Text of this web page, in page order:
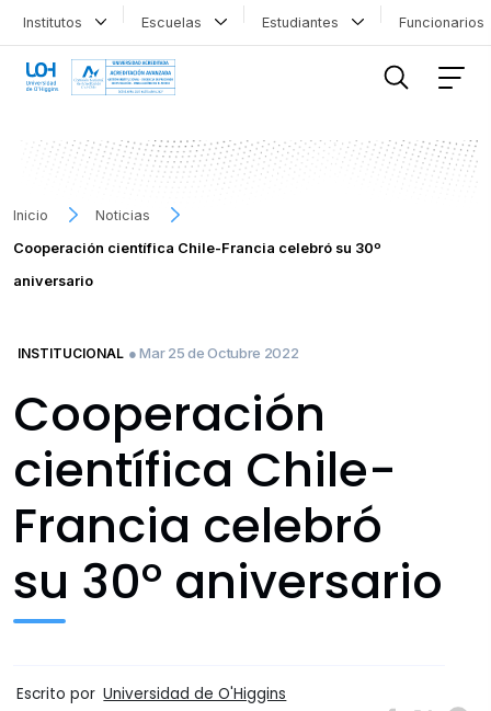
Institutos Escuelas Estudiantes
Inicio
Noticias
Cooperación científica Chile-Francia celebró su 30º
aniversario
INSTITUCIONAL ● Mar 25 de Octubre 2022
Cooperación
científica Chile-
Francia celebró
su 30º aniversario
Escrito por Universidad de O'Higgins